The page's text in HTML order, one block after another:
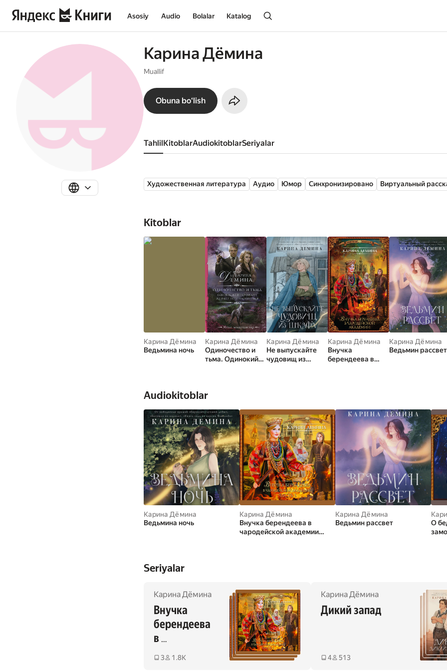
Asosiy Audio Bolalar Katalog
Карина Дёмина
Muallif
Obuna boʻlish
Tahlil kitoblar audiokitoblar seriyalar
Художественная литература Аудио Юмор Синхронизировано Виртуальный
Kitoblar
Карина Дёмина
Ведьмина ночь
Карина Дёмина
Одиночество и
тьма. Одинокий
Карина Дёмина
Не выпускайте
чудовищ из
Карина Дёмина
Внучка
берендеева в
Карина Дёмина
Ведьмин рассвет
Audiokitoblar
Карина Дёмина
Ведьмина ночь
Карина Дёмина
Внучка берендеева в
чародейской академии
Карина Дёмина
Ведьмин рассвет
О
Seriyalar
Карина Дёмина
Внучка
берендеева
в
чародейской
3 1.8K
Карина Дёмина
Дикий запад
4 513